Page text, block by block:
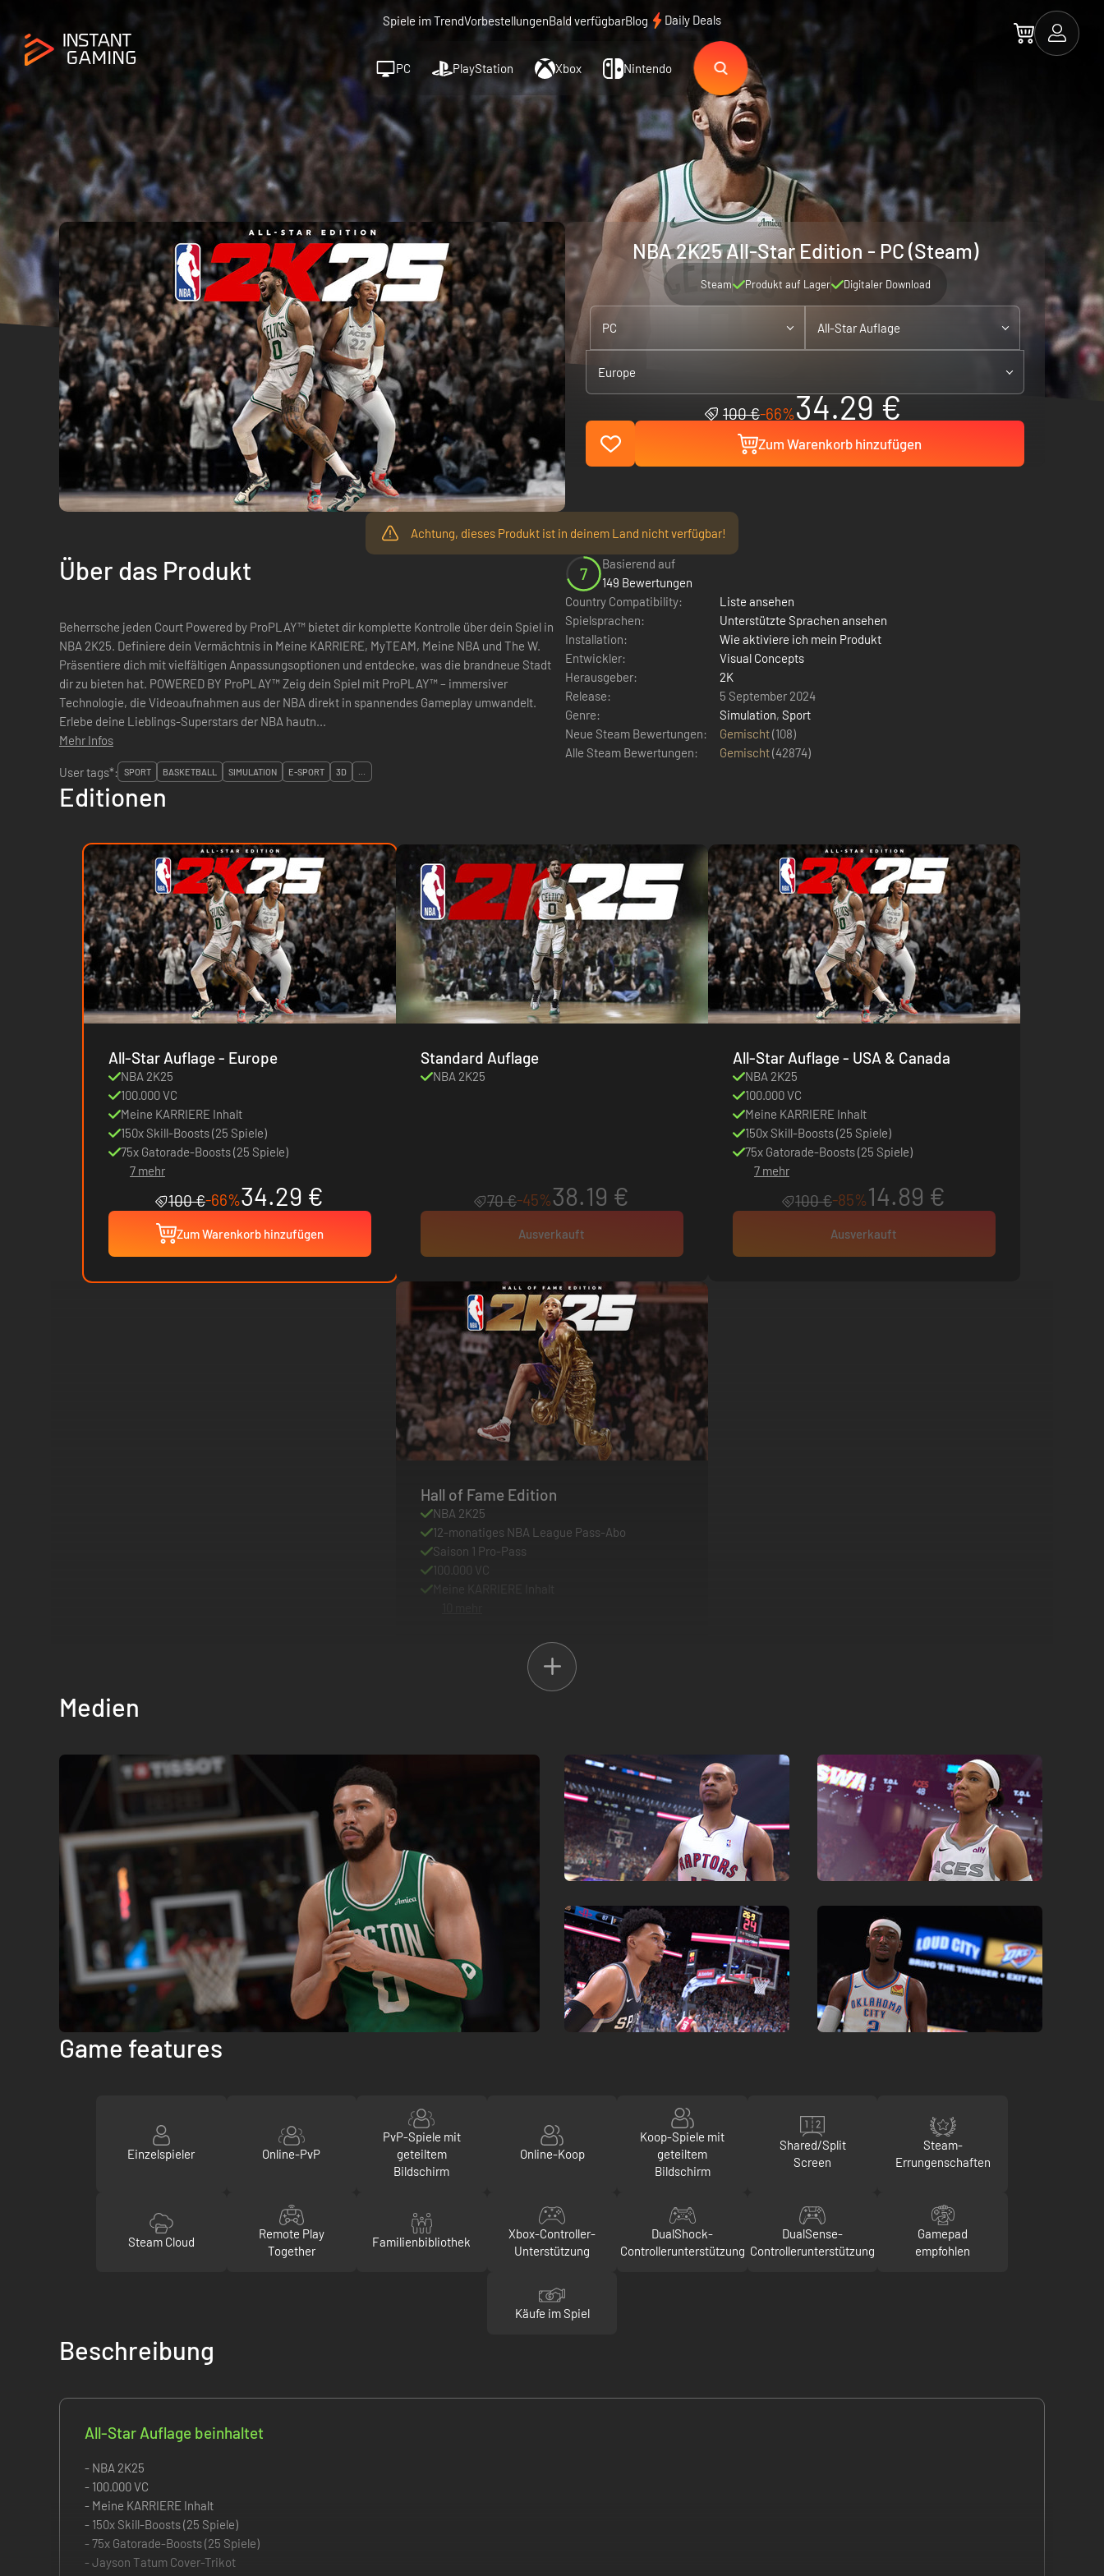
Spiele im TrendVorbestellungenBald verfügbarBlog Daily Deals
PC PlayStation Xbox Nintendo
NBA 2K25 All-Star Edition - PC (Steam)
Steam Produkt auf Lager Digitaler Download
PC All-Star Auflage
Europe
100 €-66%34.29 €
Zum Warenkorb hinzufügen
Achtung, dieses Produkt ist in deinem Land nicht verfügbar!
Über das Produkt
Beherrsche jeden Court Powered by ProPLAY™ bietet dir komplette Kontrolle über dein Spiel in
NBA 2K25. Definiere dein Vermächtnis in Meine KARRIERE, MyTEAM, Meine NBA und The W.
Präsentiere dich mit vielfältigen Anpassungsoptionen und entdecke, was die brandneue Stadt
dir zu bieten hat. POWERED BY ProPLAY™ Zeig dein Spiel mit ProPLAY™ – immersiver
Technologie, die Videoaufnahmen aus der NBA direkt in spannendes Gameplay umwandelt.
Erlebe deine Lieblings-Superstars der NBA hautn...
Mehr Infos
7
Basierend auf
149 Bewertungen
Country Compatibility:
Liste ansehen
Spielsprachen:
Unterstützte Sprachen ansehen
Installation:
Wie aktiviere ich mein Produkt
Entwickler:
Visual Concepts
Herausgeber:
2K
Release:
5 September 2024
Genre:
Simulation, Sport
Neue Steam Bewertungen:
Gemischt(108)
Alle Steam Bewertungen:
Gemischt(42874)
User tags*:
SPORT BASKETBALL SIMULATION E-SPORT 3D ...
Editionen
All-Star Auflage - Europe
NBA 2K25
100.000 VC
Meine KARRIERE Inhalt
150x Skill-Boosts (25 Spiele)
75x Gatorade-Boosts (25 Spiele)
7 mehr
100 €-66%34.29 €
Zum Warenkorb hinzufügen
Standard Auflage
NBA 2K25
70 €-45%38.19 €
Ausverkauft
All-Star Auflage - USA & Canada
NBA 2K25
100.000 VC
Meine KARRIERE Inhalt
150x Skill-Boosts (25 Spiele)
75x Gatorade-Boosts (25 Spiele)
7 mehr
100 €-85%14.89 €
Ausverkauft
Hall of Fame Edition
NBA 2K25
12-monatiges NBA League Pass-Abo
Saison 1 Pro-Pass
100.000 VC
Meine KARRIERE Inhalt
Medien
Game features
Einzelspieler Online-PvP
PvP-Spiele mit
geteiltem
Bildschirm
Online-Koop
Koop-Spiele mit
geteiltem
Bildschirm
Shared/Split
Screen
Steam-
Errungenschaften
Steam Cloud
Remote Play
Together
Familienbibliothek
Xbox-Controller-
Unterstützung
DualShock-
Controllerunterstützung
DualSense-
Controllerunterstützung
Gamepad
empfohlen
Käufe im Spiel
Beschreibung
All-Star Auflage beinhaltet
- NBA 2K25
- 100.000 VC
- Meine KARRIERE Inhalt
- 150x Skill-Boosts (25 Spiele)
- 75x Gatorade-Boosts (25 Spiele)
- Jayson Tatum Cover-Trikot